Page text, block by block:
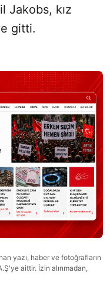
Jakobs, kız
gitti.
yazı, haber ve fotoğrafların
aittir. İzin alınmadan,